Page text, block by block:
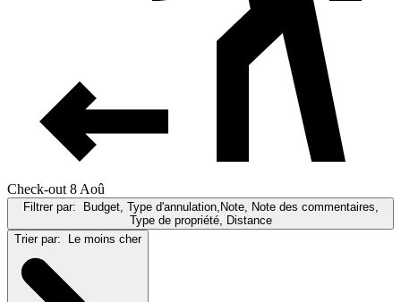
Check-out 8 Aoû
Filtrer par:
Budget, Type d'annulation,Note, Note des commentaires,
Type de propriété, Distance
Trier par:
Le moins cher